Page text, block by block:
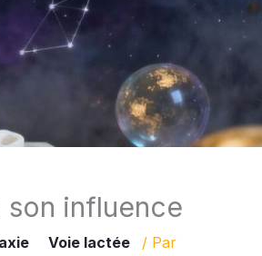
son influence
Voie lactée
/ Par